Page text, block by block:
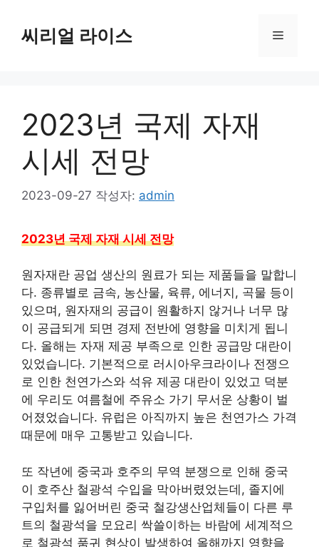
씨리얼 라이스 메
2023년 국제 자재
시세 전망
2023-09-27 작성자: admin
2023년 국제 자재 시세 전망
원자재란 공업 생산의 원료가 되는 제품들을 말합니
다. 종류별로 금속, 농산물, 육류, 에너지, 곡물 등이
있으며, 원자재의 공급이 원활하지 않거나 너무 많
이 공급되게 되면 경제 전반에 영향을 미치게 됩니
다. 올해는 자재 제공 부족으로 인한 공급망 대란이
있었습니다. 기본적으로 러시아우크라이나 전쟁으
로 인한 천연가스와 석유 제공 대란이 있었고 덕분
에 우리도 여름철에 주유소 가기 무서운 상황이 벌
어졌었습니다. 유럽은 아직까지 높은 천연가스 가격
때문에 매우 고통받고 있습니다.
또 작년에 중국과 호주의 무역 분쟁으로 인해 중국
이 호주산 철광석 수입을 막아버렸었는데, 졸지에
구입처를 잃어버린 중국 철강생산업체들이 다른 루
트의 철광석을 모요리 싹쓸이하는 바람에 세계적으
로 철광석 품귀 현상이 발생하여 올해까지 영향을